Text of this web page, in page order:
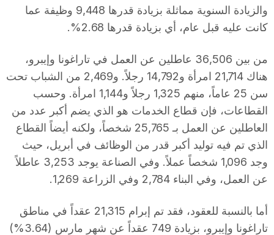
g
n
a
والزيادة السنوية مماثلة بزيادة قدرها 9,448 وظيفة عما
كانت عليه قبل عام، أي بزيادة قدرها 2.68%.
من بين 36,506 عاطلين عن العمل في تاراغونا وإيبرو،
هناك 21,714 امرأة و14,792 رجلاً. و2,469 من الشباب تحت
سن 25 عاماً، منهم 1,325 رجلاً و1,144 امرأة. وحسب
القطاعات، فإن قطاع الخدمات هو الذي يضم أكبر عدد من
العاطلين عن العمل بـ 25,765 شخصاً، ولكنه أيضاً القطاع
الذي تم فيه توليد أكبر قدر من الوظائف في أبريل، حيث
وجد 1,096 شخصاً عملاً. وفي الصناعة يوجد 3,253 عاطلاً
عن العمل، وفي البناء 2,784 وفي الزراعة 1,269.
أما بالنسبة للعقود، فقد تم إبرام 21,315 عقداً في مناطق
تاراغونا وإيبرو، بزيادة 749 عقداً عن شهر مارس (3.64%)